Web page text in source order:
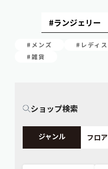
#メンズ #レディス
#雑貨
ショップ検索
ジャンル フロア